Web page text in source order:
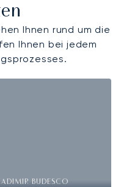
Ihnen rund um die
Ihnen bei jedem
BUDESCO